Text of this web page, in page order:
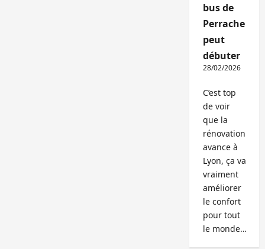
bus de
Perrache
peut
débuter
28/02/2026
C’est top
de voir
que la
rénovation
avance à
Lyon, ça va
vraiment
améliorer
le confort
pour tout
le monde…